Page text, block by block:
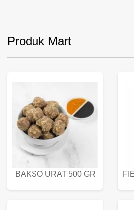
Produk Mart
BAKSO URAT 500 GR